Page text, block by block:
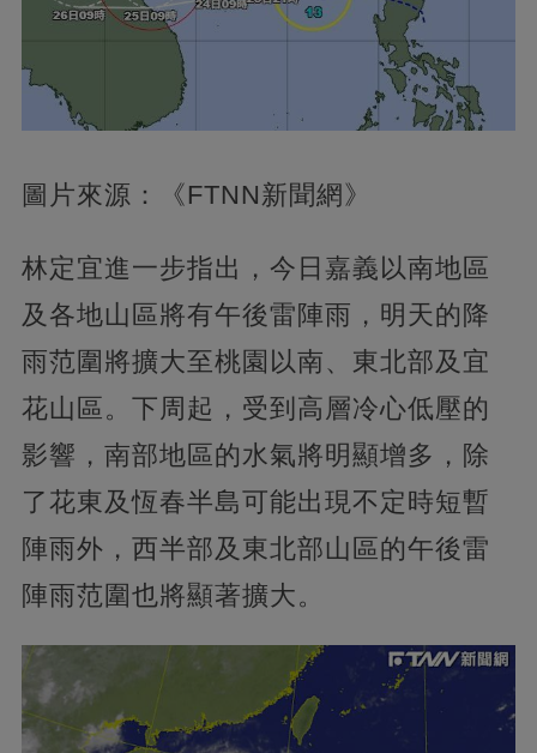
圖片來源：《FTNN新聞網》
林定宜進一步指出，今日嘉義以南地區
及各地山區將有午後雷陣雨，明天的降
雨范圍將擴大至桃園以南、東北部及宜
花山區。下周起，受到高層冷心低壓的
影響，南部地區的水氣將明顯增多，除
了花東及恆春半島可能出現不定時短暫
陣雨外，西半部及東北部山區的午後雷
陣雨范圍也將顯著擴大。